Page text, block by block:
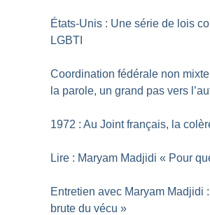
États-Unis : Une série de lois
LGBTI
Coordination fédérale non
la parole, un grand pas vers
1972 : Au Joint français, la
Lire : Maryam Madjidi « Pour
Entretien avec Maryam Madjidi
brute du vécu »